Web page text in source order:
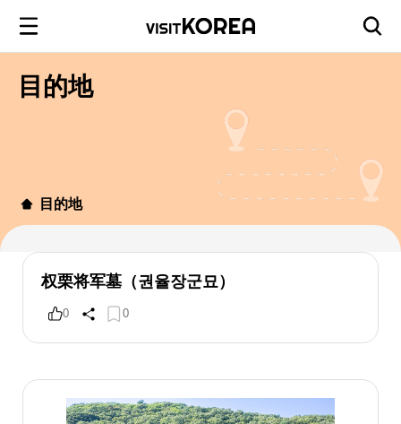
目的地
目的地
权栗将军墓（권율장군묘）
0 0